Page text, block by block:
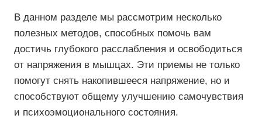
В данном разделе мы рассмотрим несколько
полезных методов, способных помочь вам
достичь глубокого расслабления и освободиться
от напряжения в мышцах. Эти приемы не только
помогут снять накопившееся напряжение, но и
способствуют общему улучшению самочувствия
и психоэмоционального состояния.